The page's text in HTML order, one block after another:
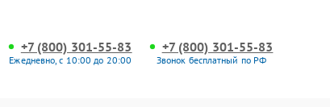
+7 (800) 301-55-83
Ежедневно, с 10:00 до 20:00
+7 (800) 301-55-83
Звонок бесплатный по РФ